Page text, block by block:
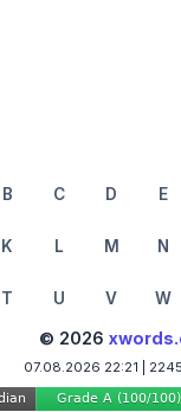
B C D E
K L M N
T U V W
© 2026
07.08.2026 22:21 |